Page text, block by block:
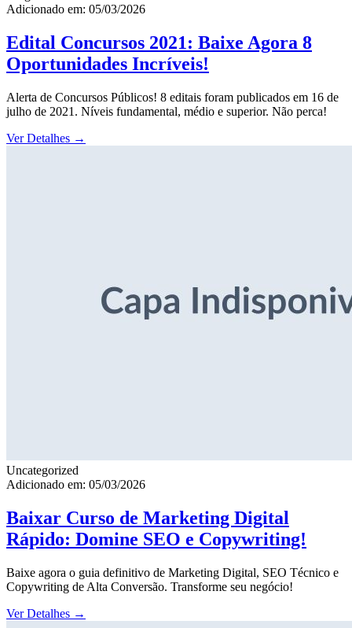
Adicionado em: 05/03/2026
Edital Concursos 2021: Baixe Agora 8
Oportunidades Incríveis!
Alerta de Concursos Públicos! 8 editais foram publicados em 16 de
julho de 2021. Níveis fundamental, médio e superior. Não perca!
Ver Detalhes →
Uncategorized
Adicionado em: 05/03/2026
Baixar Curso de Marketing Digital
Rápido: Domine SEO e Copywriting!
Baixe agora o guia definitivo de Marketing Digital, SEO Técnico e
Copywriting de Alta Conversão. Transforme seu negócio!
Ver Detalhes →